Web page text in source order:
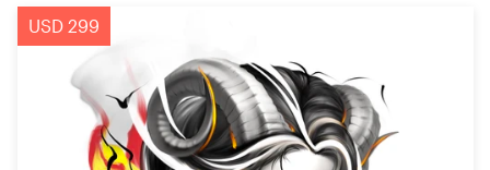
USD 299